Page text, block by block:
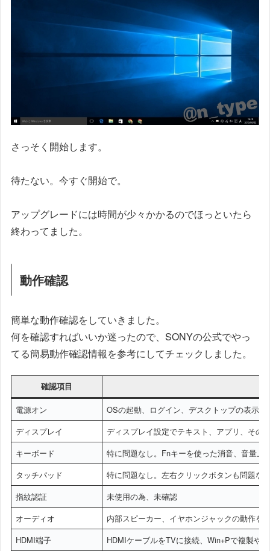
さっそく開始します。
待たない。今すぐ開始で。
アップグレードには時間が少々かかるのでほっといたら
終わってました。
動作確認
簡単な動作確認をしていきました。
何を確認すればいいか迷ったので、SONYの公式でやっ
てる簡易動作確認情報を参考にしてチェックしました。
確認項目
電源オン
OSの起動、ログイン、デスクトップの表示を
ディスプレイ
ディスプレイ設定でテキスト、アプリ、その
キーボード
特に問題なし。Fnキーを使った消音、音量
タッチパッド
特に問題なし。左右クリックボタンも問題な
指紋認証
未使用の為、未確認
オーディオ
内部スピーカー、イヤホンジャックの動作を
HDMI端子
HDMIケーブルをTVに接続、Win+Pで複製や